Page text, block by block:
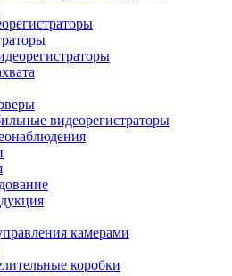
видеорегистраторы
камерами
коробки